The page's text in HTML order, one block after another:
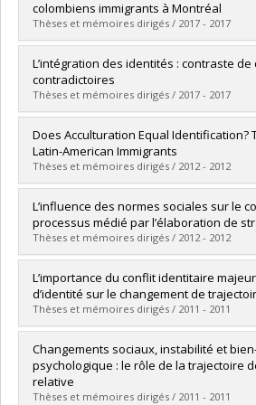
Cycle :Doctoral
Grade :Ph. D.
Lien vers le document dans Papyrus
colombiens immigrants à Montréal
Thèses et mémoires dirigés / 2017 - 2017
Graduate :Velásquez Zapata, Jorge
Cycle :Master's
Grade :M. Sc.
Lien vers le document dans Papyrus
L’intégration des identités : contraste
contradictoires
Thèses et mémoires dirigés / 2017 - 2017
Graduate :Caron-Diotte, Mathieu
Cycle :Master's
Grade :M. Sc.
Lien vers le document dans Papyrus
Does Acculturation Equal Identification?
Latin-American Immigrants
Thèses et mémoires dirigés / 2012 - 2012
Graduate :Cardenas, Diana
Cycle :Master's
Grade :M. Sc.
Lien vers le document dans Papyrus
L’influence des normes sociales sur le
processus médié par l’élaboration de
Thèses et mémoires dirigés / 2012 - 2012
Graduate :French Bourgeois, Laura
Cycle :Master's
Grade :M. Sc.
Lien vers le document dans Papyrus
L’importance du conflit identitaire
d’identité sur le changement de
Thèses et mémoires dirigés / 2011 - 2011
Graduate :Sancho, Marie-Claire
Cycle :Master's
Grade :
Lien vers le document dans Papyrus
Changements sociaux, instabilité et
psychologique : le rôle de la trajectoire
relative
Thèses et mémoires dirigés / 2011 - 2011